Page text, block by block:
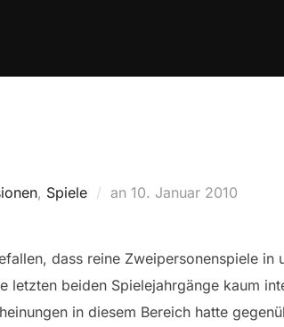
, Spiele an Veröffentlicht
10. Januar 2010
dass reine Zweipersonenspiele in
letzten beiden Spielejahrgänge kaum
in diesem Bereich hatte